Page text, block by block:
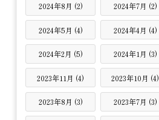
2024年8月 (2) 2024年7月 (2)
2024年5月 (4) 2024年4月 (4)
2024年2月 (5) 2024年1月 (3)
2023年11月 (4) 2023年10月 (4)
2023年8月 (3) 2023年7月 (3)